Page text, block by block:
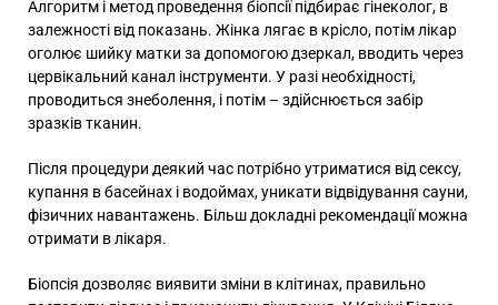
Алгоритм і метод проведення біопсії підбирає гінеколог, в
залежності від показань. Жінка лягає в крісло, потім лікар
оголює шийку матки за допомогою дзеркал, вводить через
цервікальний канал інструменти. У разі необхідності,
проводиться знеболення, і потім – здійснюється забір
зразків тканин.
Після процедури деякий час потрібно утриматися від сексу,
купання в басейнах і водоймах, уникати відвідування сауни,
фізичних навантажень. Більш докладні рекомендації можна
отримати в лікаря.
Біопсія дозволяє виявити зміни в клітинах, правильно